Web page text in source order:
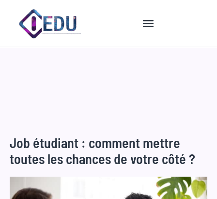
contenu
Job étudiant : comment mettre
toutes les chances de votre côté ?